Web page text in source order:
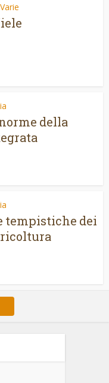
Varie
della
tempistiche dei